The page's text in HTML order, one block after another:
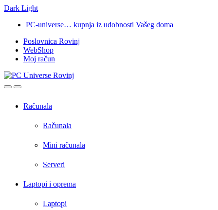
Dark Light
navigation
content
PC-universe… kupnja iz udobnosti Vašeg doma
Poslovnica Rovinj
WebShop
Moj račun
OpenClose
Računala
Računala
Mini računala
Serveri
Laptopi i oprema
Laptopi